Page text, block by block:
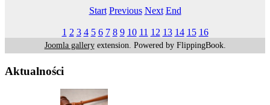
Start Previous Next End
1 2 3 4 5 6 7 8 9 10 11 12 13 14 15 16
Joomla galleryextension. Powered by FlippingBook.
Aktualności